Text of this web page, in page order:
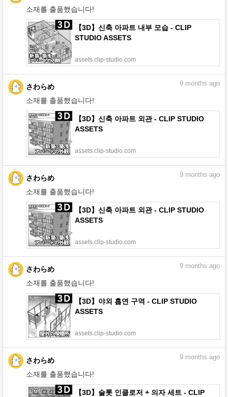
소재를 출품했습니다!
【3D】신축 아파트 내부 모습 - CLIP
STUDIO ASSETS
assets.clip-studio.com
さわらめ
소재를 출품했습니다!
9 months ago
【3D】신축 아파트 외관 - CLIP STUDIO
ASSETS
assets.clip-studio.com
さわらめ
소재를 출품했습니다!
9 months ago
【3D】신축 아파트 외관 - CLIP STUDIO
ASSETS
assets.clip-studio.com
さわらめ
소재를 출품했습니다!
9 months ago
【3D】야외 흡연 구역 - CLIP STUDIO
ASSETS
assets.clip-studio.com
さわらめ
소재를 출품했습니다!
9 months ago
【3D】슬롯 인클로저 + 의자 세트 - CLIP